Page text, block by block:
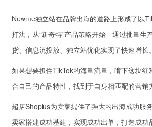
Newme独立站在品牌出海的道路上形成了以
打法，从“新奇特”产品策略开始，通过批量生
货、信息流投放、独立站优化实现了快速增长。
如果想要抓住TikTok的海量流量，啃下这块红
合自己的产品特性，找到于自身相匹配的营销
超店Shoplus为卖家提供了强大的出海成功服
卖家搭建成功基建，实现成功出单，打造成功